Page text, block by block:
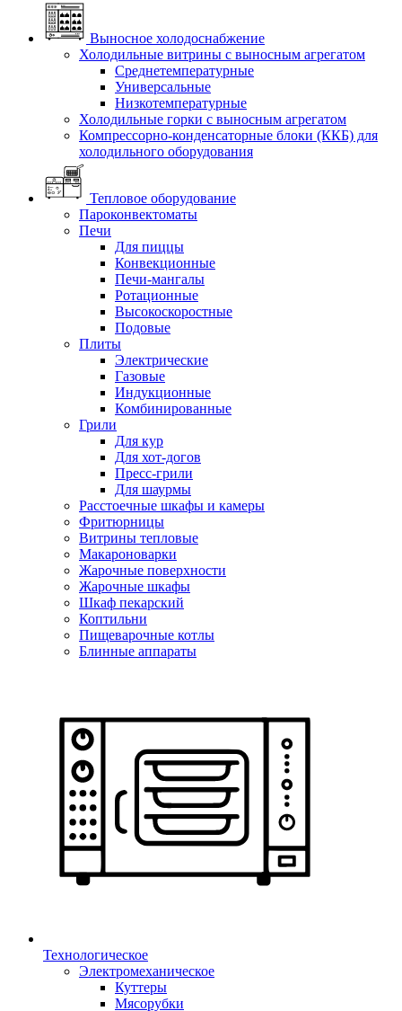
Выносное холодоснабжение
Холодильные витрины с выносным агрегатом
Среднетемпературные
Универсальные
Низкотемпературные
Холодильные горки с выносным агрегатом
Компрессорно-конденсаторные блоки (ККБ) для
холодильного оборудования
Тепловое оборудование
Пароконвектоматы
Печи
Для пиццы
Конвекционные
Печи-мангалы
Ротационные
Высокоскоростные
Подовые
Плиты
Электрические
Газовые
Индукционные
Комбинированные
Грили
Для кур
Для хот-догов
Пресс-грили
Для шаурмы
Расстоечные шкафы и камеры
Фритюрницы
Витрины тепловые
Макароноварки
Жарочные поверхности
Жарочные шкафы
Шкаф пекарский
Коптильни
Пищеварочные котлы
Блинные аппараты
Технологическое
Электромеханическое
Куттеры
Мясорубки